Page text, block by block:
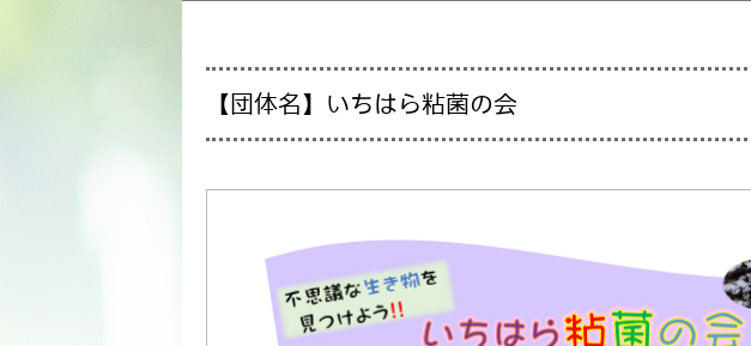
【団体名】いちはら粘菌の会